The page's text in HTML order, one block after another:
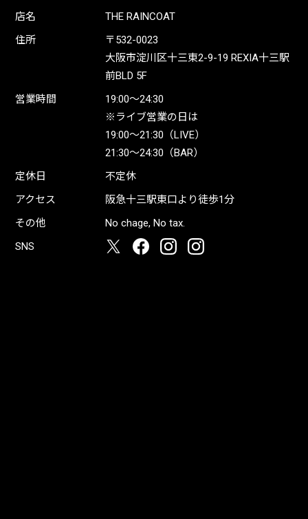
店名
THE RAINCOAT
住所
〒532-0023
大阪市淀川区十三東2-9-19 REXIA十三駅
前BLD 5F
営業時間
19:00〜24:30
※ライブ営業の日は
19:00〜21:30（LIVE）
21:30〜24:30（BAR）
定休日
不定休
アクセス
阪急十三駅東口より徒歩1分
その他
No chage, No tax.
SNS